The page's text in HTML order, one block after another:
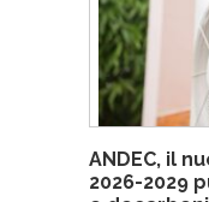
ANDEC, il
2026-2029